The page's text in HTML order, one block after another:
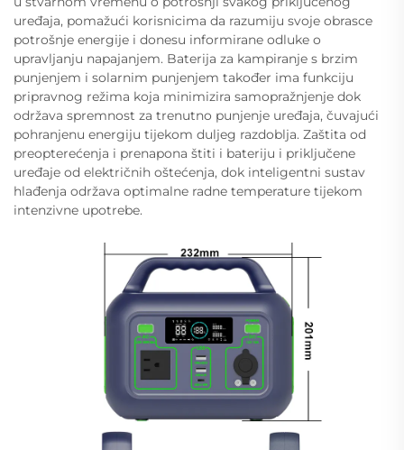
uređaja, pomažući korisnicima da razumiju svoje obrasce
potrošnje energije i donesu informirane odluke o
upravljanju napajanjem. Baterija za kampiranje s brzim
punjenjem i solarnim punjenjem također ima funkciju
pripravnog režima koja minimizira samopražnjenje dok
održava spremnost za trenutno punjenje uređaja, čuvajući
pohranjenu energiju tijekom duljeg razdoblja. Zaštita od
preopterećenja i prenapona štiti i bateriju i priključene
uređaje od električnih oštećenja, dok inteligentni sustav
hlađenja održava optimalne radne temperature tijekom
intenzivne upotrebe.